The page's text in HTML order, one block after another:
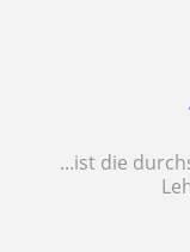
...ist die